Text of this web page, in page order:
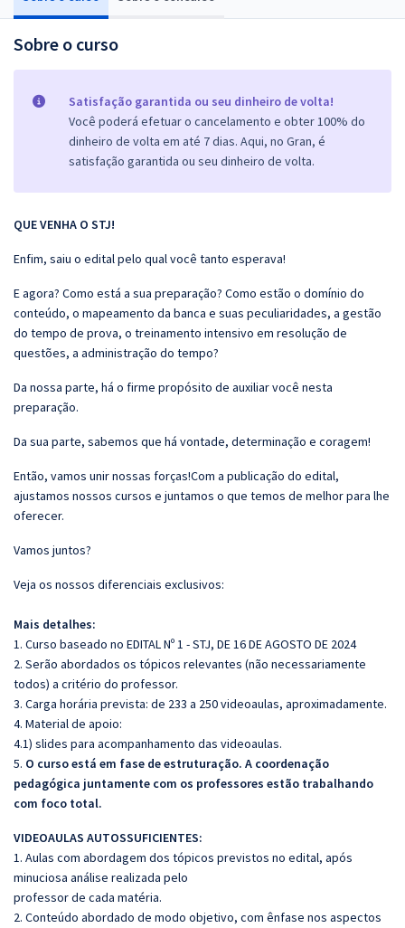
Sobre o curso
Satisfação garantida ou seu dinheiro de volta!
Você poderá efetuar o cancelamento e obter 100% do
dinheiro de volta em até 7 dias. Aqui, no Gran, é
satisfação garantida ou seu dinheiro de volta.
QUE VENHA O STJ!
Enfim, saiu o edital pelo qual você tanto esperava!
E agora? Como está a sua preparação? Como estão o domínio do
conteúdo, o mapeamento da banca e suas peculiaridades, a gestão
do tempo de prova, o treinamento intensivo em resolução de
questões, a administração do tempo?
Da nossa parte, há o firme propósito de auxiliar você nesta
preparação.
Da sua parte, sabemos que há vontade, determinação e coragem!
Então, vamos unir nossas forças!Com a publicação do edital,
ajustamos nossos cursos e juntamos o que temos de melhor para lhe
oferecer.
Vamos juntos?
Veja os nossos diferenciais exclusivos:
Mais detalhes:
1. Curso baseado no EDITAL Nº 1 - STJ, DE 16 DE AGOSTO DE 2024
2. Serão abordados os tópicos relevantes (não necessariamente
todos) a critério do professor.
3. Carga horária prevista: de 233 a 250 videoaulas, aproximadamente.
4. Material de apoio:
4.1) slides para acompanhamento das videoaulas.
5. O curso está em fase de estruturação. A coordenação
pedagógica juntamente com os professores estão trabalhando
com foco total.
VIDEOAULAS AUTOSSUFICIENTES:
1. Aulas com abordagem dos tópicos previstos no edital, após
minuciosa análise realizada pelo
professor de cada matéria.
2. Conteúdo abordado de modo objetivo, com ênfase nos aspectos